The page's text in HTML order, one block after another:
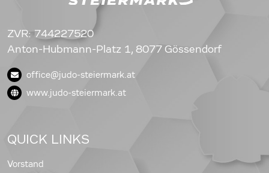
ZVR: 744227520
Anton-Hubmann-Platz 1, 8077 Gössendorf
office@judo-steiermark.at
www.judo-steiermark.at
QUICK LINKS
Vorstand